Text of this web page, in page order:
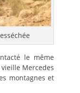
le même
Mercedes
montagnes et